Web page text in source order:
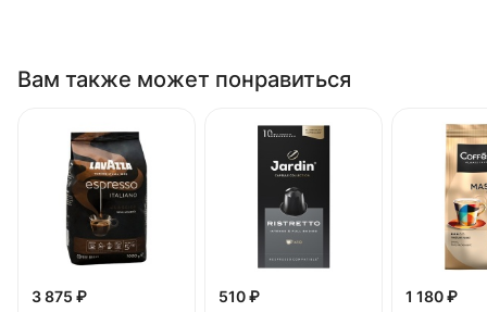
Вам также может понравиться
3 875 ₽
510 ₽
1 180 ₽